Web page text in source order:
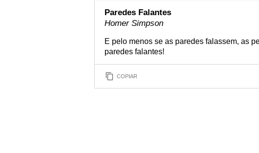
Paredes Falantes
Homer Simpson
E pelo menos se as paredes falassem, as
paredes falantes!
COPIAR